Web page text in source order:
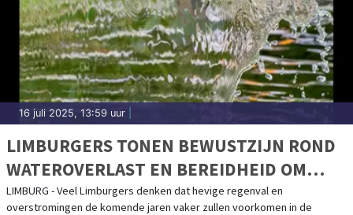
16 juli 2025, 13:59 uur
LIMBURGERS TONEN BEWUSTZIJN ROND
WATEROVERLAST EN BEREIDHEID OM
ZICH VOOR TE BEREIDEN
LIMBURG - Veel Limburgers denken dat hevige regenval en
overstromingen de komende jaren vaker zullen voorkomen in de